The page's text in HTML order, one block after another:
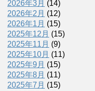
2026年3月 (14)
2026年2月 (12)
2026年1月 (15)
2025年12月 (15)
2025年11月 (9)
2025年10月 (11)
2025年9月 (15)
2025年8月 (11)
2025年7月 (15)